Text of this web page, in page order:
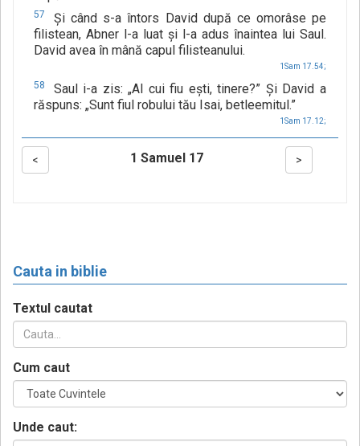
57
Şi când s-a întors David după ce omorâse pe
filistean, Abner l-a luat şi l-a adus înaintea lui Saul.
David avea în mână capul filisteanului.
1Sam 17.54;
58
Saul i-a zis: „Al cui fiu eşti, tinere?” Şi David a
răspuns: „Sunt fiul robului tău Isai, betleemitul.”
1Sam 17.12;
< 1 Samuel 17 >
Cauta in biblie
Textul cautat
Cum caut
Unde caut: